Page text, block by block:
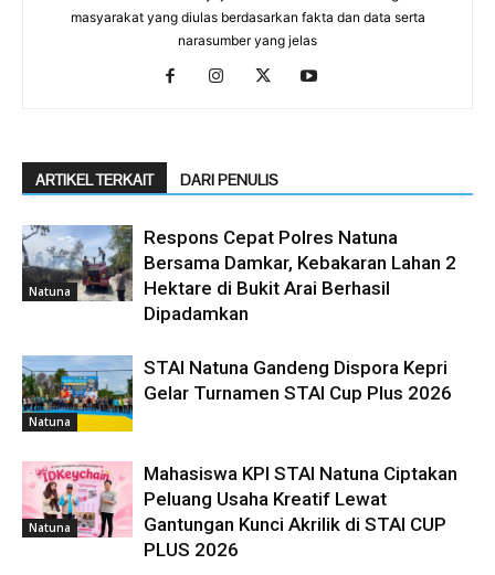
masyarakat yang diulas berdasarkan fakta dan data serta
narasumber yang jelas
ARTIKEL TERKAIT DARI PENULIS
Natuna
Respons Cepat Polres Natuna
Bersama Damkar, Kebakaran Lahan 2
Hektare di Bukit Arai Berhasil
Dipadamkan
Natuna
STAI Natuna Gandeng Dispora Kepri
Gelar Turnamen STAI Cup Plus 2026
Natuna
Mahasiswa KPI STAI Natuna Ciptakan
Peluang Usaha Kreatif Lewat
Gantungan Kunci Akrilik di STAI CUP
PLUS 2026